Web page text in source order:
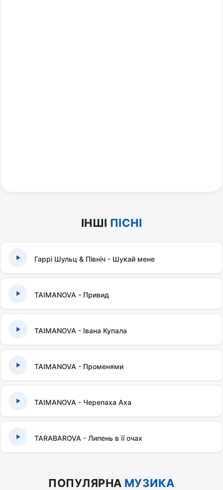
ІНШІ ПІСНІ
Гаррі Шульц & Північ - Шукай мене
TAIMANOVA - Привид
TAIMANOVA - Івана Купала
TAIMANOVA - Променями
TAIMANOVA - Черепаха Аха
TARABAROVA - Липень в її очах
ПОПУЛЯРНА МУЗИКА